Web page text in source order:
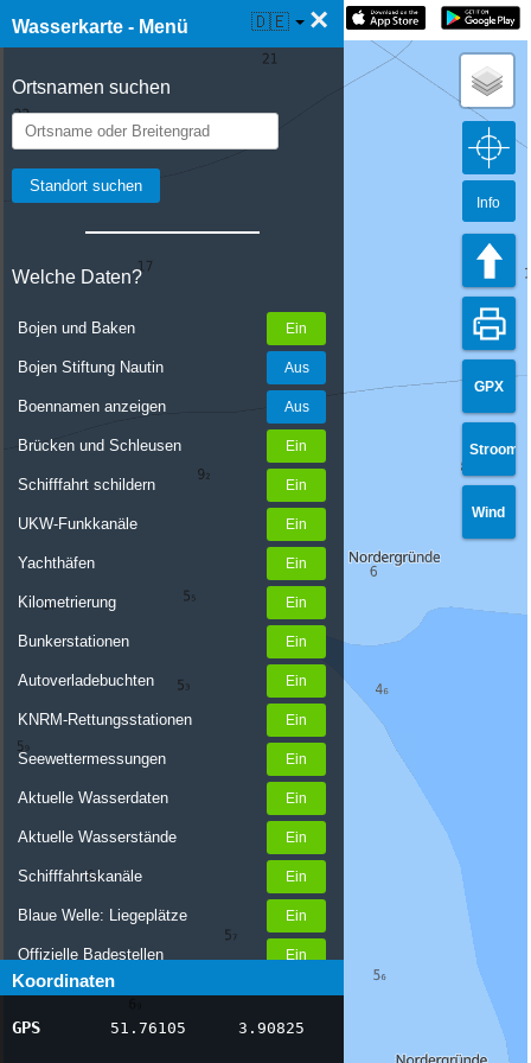
Wasserkarte - Menü ×
Ortsnamen suchen
Welche Daten?
Bojen und Baken
Bojen Stiftung Nautin
Boennamen anzeigen
Brücken und Schleusen
Schifffahrt schildern
UKW-Funkkanäle
Yachthäfen
Kilometrierung
Bunkerstationen
Autoverladebuchten
KNRM-Rettungsstationen
Seewettermessungen
Aktuelle Wasserdaten
Aktuelle Wasserstände
Schifffahrtskanäle
Blaue Welle: Liegeplätze
Offizielle Badestellen
Nachrichten Binnenschifffahrt
AIS-Schiffspositionen
Koordinaten
GPS 51.76105 3.90825
☰ Wasserkarte Live 🇩🇪
GPX
Stroom
Wind
Info